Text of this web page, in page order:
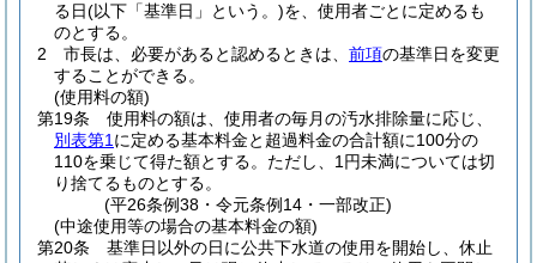
る日(以下「基準日」という。)を、使用者ごとに定めるも
のとする。
2
市長は、必要があると認めるときは、 前項の基準日を変更
することができる。
(使用料の額)
第19条
使用料の額は、使用者の毎月の汚水排除量に応じ、
別表第1 に定める基本料金と超過料金の合計額に100分の
110を乗じて得た額とする。 ただし、1円未満については切
り捨てるものとする。
(平26条例38・令元条例14・一部改正)
(中途使用等の場合の基本料金の額)
第20条
基準日以外の日に公共下水道の使用を開始し、休止